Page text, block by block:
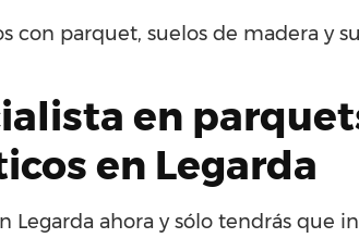
con parquet, suelos de madera y
en
en Legarda
Legarda ahora y sólo tendrás que